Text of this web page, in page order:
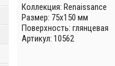
Коллекция: Renaissance
Размер: 75x150 мм
Поверхность: глянцевая
Артикул: 10562